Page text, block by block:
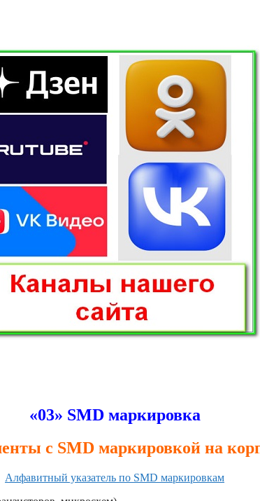
«03» SMD маркировка
с SMD маркировкой на
Алфавитный указатель по SMD маркировкам